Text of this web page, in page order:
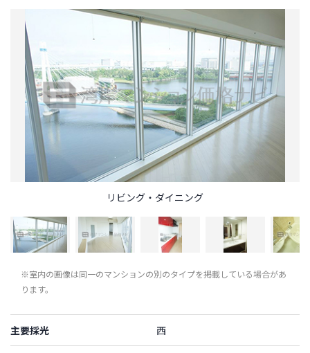
リビング・ダイニング
※室内の画像は同一のマンションの別のタイプを掲載している場合があ
ります。
主要採光 西